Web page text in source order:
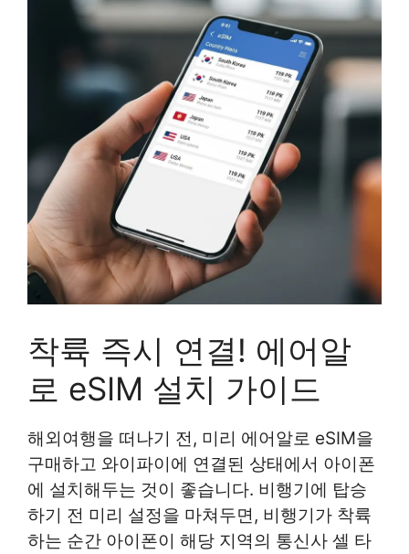
착륙 즉시 연결! 에어알
로 eSIM 설치 가이드
해외여행을 떠나기 전, 미리 에어알로 eSIM을
구매하고 와이파이에 연결된 상태에서 아이폰
에 설치해두는 것이 좋습니다. 비행기에 탑승
하기 전 미리 설정을 마쳐두면, 비행기가 착륙
하는 순간 아이폰이 해당 지역의 통신사 셀 타